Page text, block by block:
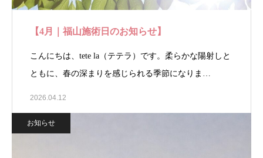
【4月｜福山施術日のお知らせ】
こんにちは、tete la（テテラ）です。柔らかな陽射しと
ともに、春の深まりを感じられる季節になりま…
2026.04.12
お知らせ